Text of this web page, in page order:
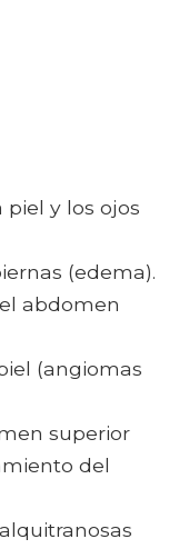
y los ojos
(edema).
abdomen
(angiomas
superior
del